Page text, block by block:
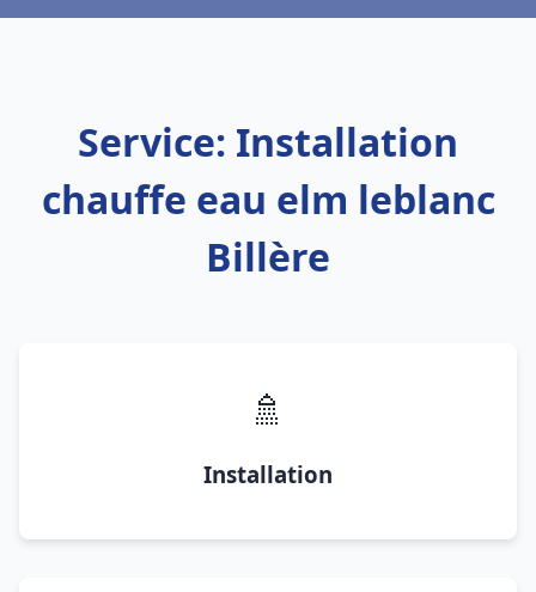
Service: Installation
chauffe eau elm leblanc
Billère
🚿
Installation